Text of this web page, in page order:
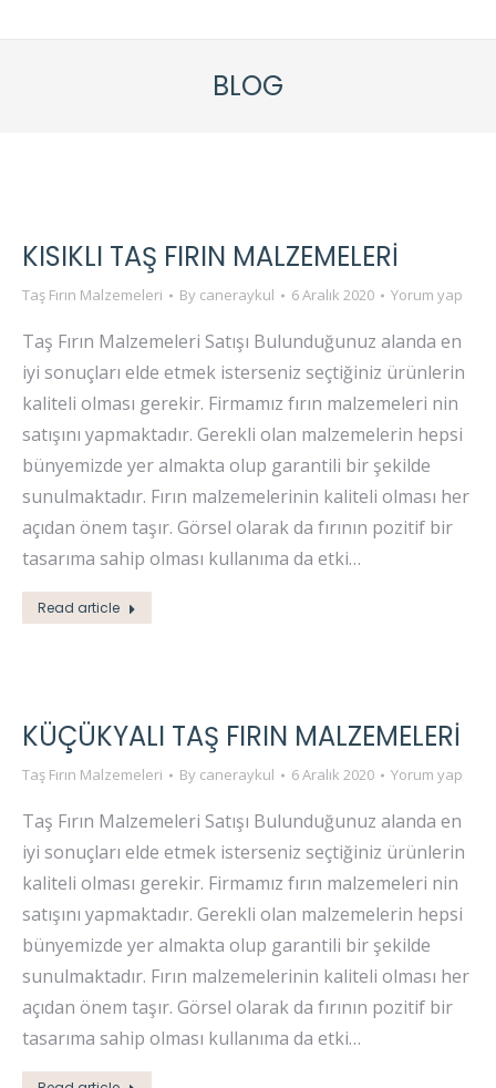
BLOG
KISIKLI TAŞ FIRIN MALZEMELERI
Taş Fırın Malzemeleri By caneraykul 6 Aralık 2020 Yorum yap
Taş Fırın Malzemeleri Satışı Bulunduğunuz alanda en
iyi sonuçları elde etmek isterseniz seçtiğiniz ürünlerin
kaliteli olması gerekir. Firmamız fırın malzemeleri nin
satışını yapmaktadır. Gerekli olan malzemelerin hepsi
bünyemizde yer almakta olup garantili bir şekilde
sunulmaktadır. Fırın malzemelerinin kaliteli olması her
açıdan önem taşır. Görsel olarak da fırının pozitif bir
tasarıma sahip olması kullanıma da etki…
Read article
KÜÇÜKYALI TAŞ FIRIN MALZEMELERI
Taş Fırın Malzemeleri By caneraykul 6 Aralık 2020 Yorum yap
Taş Fırın Malzemeleri Satışı Bulunduğunuz alanda en
iyi sonuçları elde etmek isterseniz seçtiğiniz ürünlerin
kaliteli olması gerekir. Firmamız fırın malzemeleri nin
satışını yapmaktadır. Gerekli olan malzemelerin hepsi
bünyemizde yer almakta olup garantili bir şekilde
sunulmaktadır. Fırın malzemelerinin kaliteli olması her
açıdan önem taşır. Görsel olarak da fırının pozitif bir
tasarıma sahip olması kullanıma da etki…